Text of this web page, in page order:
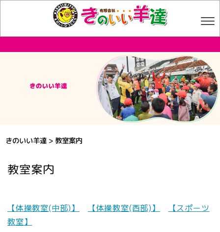
きのいい羊達 >教室案内
教室案内
【体操教室(中部)】 【体操教室(西部)】
【スポーツ
教室】